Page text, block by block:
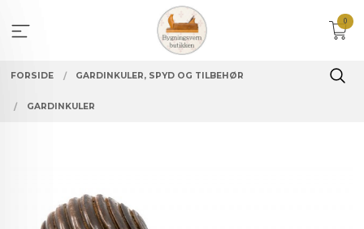
innholdet
0
FORSIDE GARDINKULER, SPYD OG TILBEHØR
GARDINKULER